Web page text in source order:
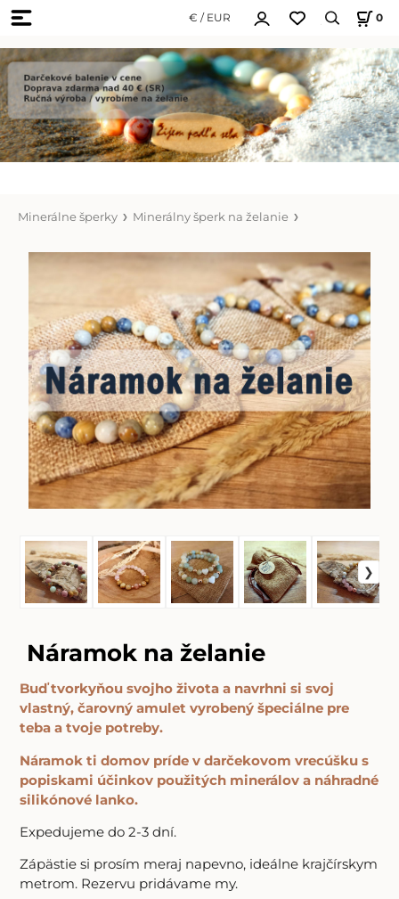
€ / EUR 0
Minerálne šperky Minerálny šperk na želanie
Náramok na želanie
Buď tvorkyňou svojho života a navrhni si svoj
vlastný, čarovný amulet vyrobený špeciálne pre
teba a tvoje potreby.
Náramok ti domov príde v darčekovom vrecúšku s
popiskami účinkov použitých minerálov a náhradné
silikónové lanko.
Expedujeme do 2-3 dní.
Zápästie si prosím meraj napevno, ideálne krajčírskym
metrom. Rezervu pridávame my.